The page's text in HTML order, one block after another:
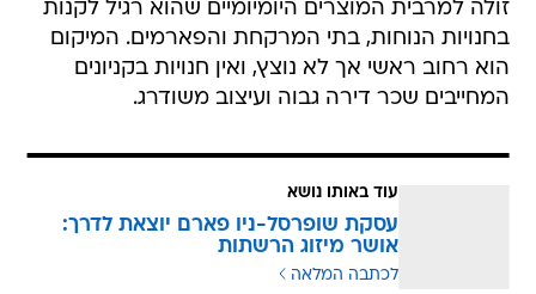
זולה למרבית המוצרים היומיומיים שהוא רגיל לקנות
בחנויות הנוחות, בתי המרקחת והפארמים. המיקום
הוא רחוב ראשי אך לא נוצץ, ואין חנויות בקניונים
המחייבים שכר דירה גבוה ועיצוב משודרג.
עוד באותו נושא
עסקת שופרסל-ניו פארם יוצאת לדרך:
אושר מיזוג הרשתות
לכתבה המלאה